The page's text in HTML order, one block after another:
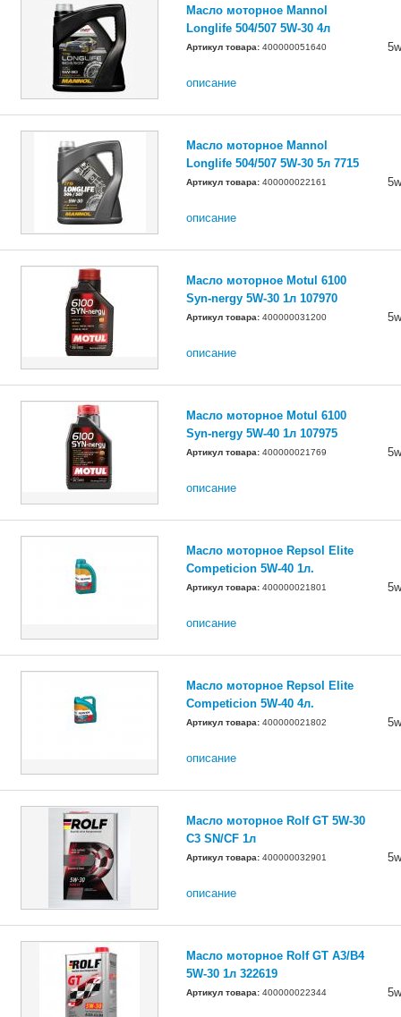
Масло моторное Mannol
Longlife 504/507 5W-30 4л
Артикул товара: 400000051640
описание
Масло моторное Mannol
Longlife 504/507 5W-30 5л 7715
Артикул товара: 400000022161
описание
Масло моторное Motul 6100
Syn-nergy 5W-30 1л 107970
Артикул товара: 400000031200
описание
Масло моторное Motul 6100
Syn-nergy 5W-40 1л 107975
Артикул товара: 400000021769
описание
Масло моторное Repsol Elite
Сompeticion 5W-40 1л.
Артикул товара: 400000021801
описание
Масло моторное Repsol Elite
Сompeticion 5W-40 4л.
Артикул товара: 400000021802
описание
Масло моторное Rolf GT 5W-30
C3 SN/CF 1л
Артикул товара: 400000032901
описание
Масло моторное Rolf GT A3/B4
5W-30 1л 322619
Артикул товара: 400000022344